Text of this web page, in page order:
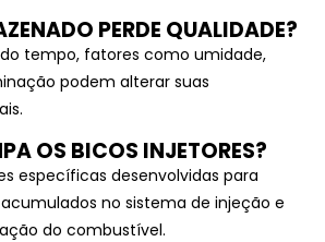
PERDE QUALIDADE?
tempo, fatores como umidade,
podem alterar suas
OS BICOS INJETORES?
específicas desenvolvidas para
no sistema de injeção e
do combustível.